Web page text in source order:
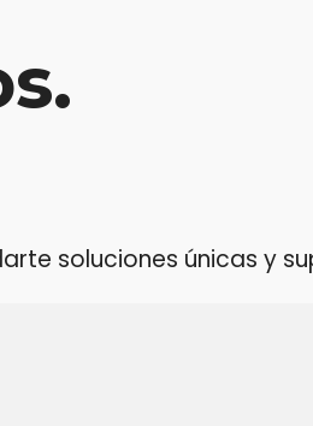
soluciones únicas y